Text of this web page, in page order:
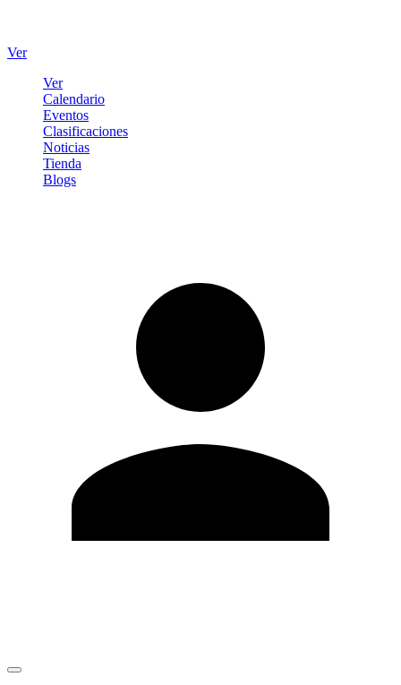
Ver
Ver
Calendario
Eventos
Clasificaciones
Noticias
Tienda
Blogs